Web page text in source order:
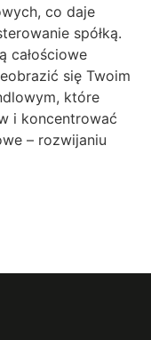
co daje
spółką.
całościowe
się Twoim
które
i koncentrować
– rozwijaniu